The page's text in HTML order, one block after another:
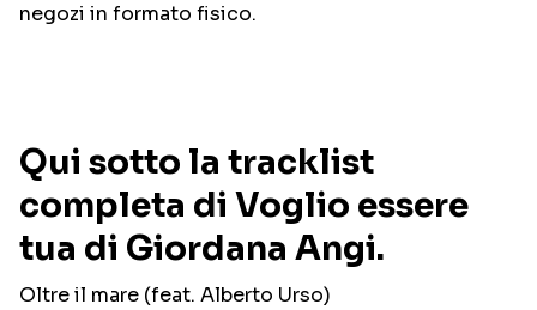
negozi in formato fisico.
Qui sotto la tracklist
completa di Voglio essere
tua di Giordana Angi.
Oltre il mare (feat. Alberto Urso)